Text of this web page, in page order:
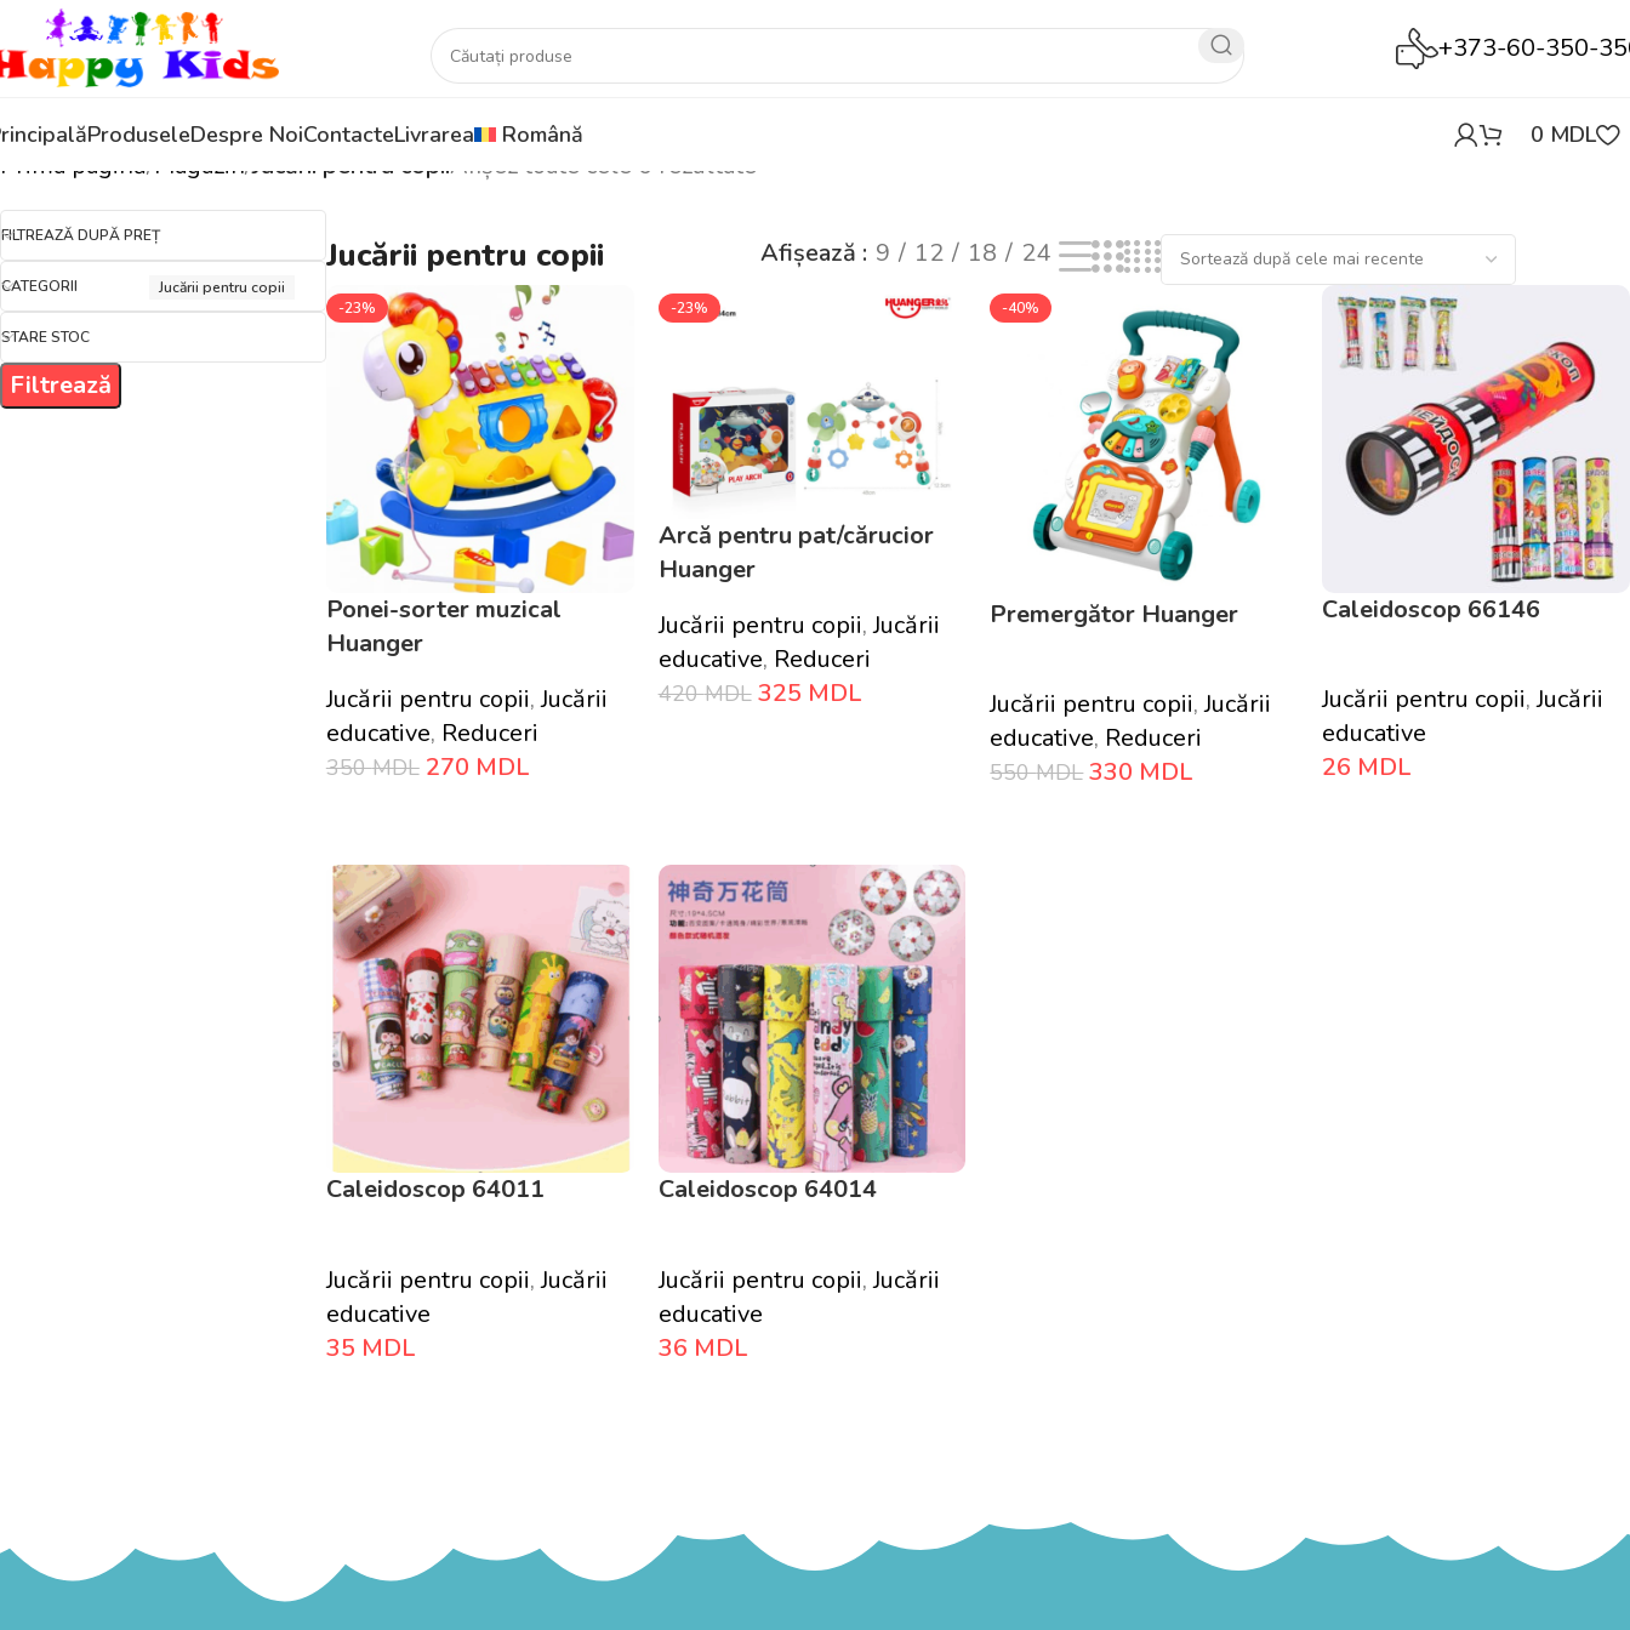
+373-60-350-
ProduseleDespre NoiContacteLivrarea Română 0 MDL
Prima pagină Magazin Jucării pentru copiiAfișez toate cele 6 rezultate
FILTREAZĂ DUPĂ PREȚ
CATEGORII Jucării pentru copii
STARE STOC
Filtrează
Jucării pentru copii Afișează 9 12 18 24
-23%
Ponei-sorter muzical
Huanger
Jucării pentru copii,Jucării
educative, Reduceri
350MDL 270 MDL
-23%
Arcă pentru pat/cărucior
Huanger
Jucării pentru copii,Jucării
educative, Reduceri
420MDL 325 MDL
-40%
Premergător Huanger
Jucării pentru copii,Jucării
educative, Reduceri
550MDL 330 MDL
Caleidoscop 66146
Jucării pentru copii,Jucării
educative
26 MDL
Caleidoscop 64011
Jucării pentru copii,Jucării
educative
35 MDL
Caleidoscop 64014
Jucării pentru copii,Jucării
educative
36 MDL